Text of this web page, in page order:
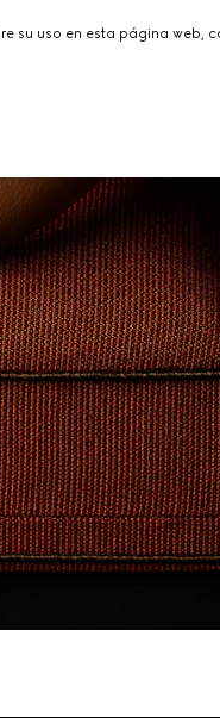
su uso en esta página web,